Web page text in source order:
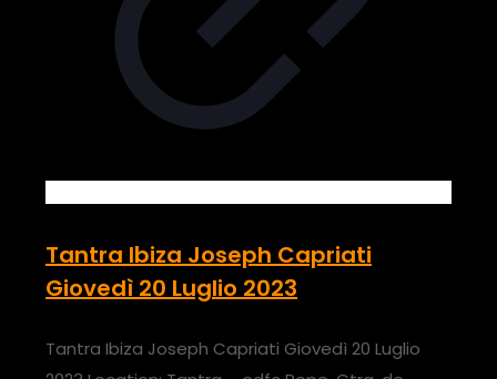
Tantra Ibiza Joseph Capriati
Giovedì 20 Luglio 2023
Tantra Ibiza Joseph Capriati Giovedì 20 Luglio